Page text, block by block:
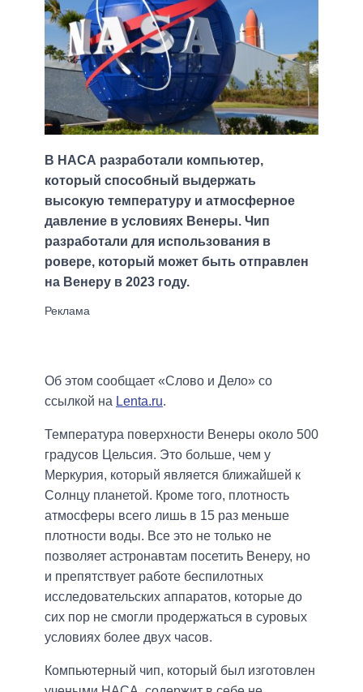
В НАСА разработали компьютер,
который способный выдержать
высокую температуру и атмосферное
давление в условиях Венеры. Чип
разработали для использования в
ровере, который может быть отправлен
на Венеру в 2023 году.
Об этом сообщает «Слово и Дело» со
ссылкой на Lenta.ru.
Температура поверхности Венеры около 500
градусов Цельсия. Это больше, чем у
Меркурия, который является ближайшей к
Солнцу планетой. Кроме того, плотность
атмосферы всего лишь в 15 раз меньше
плотности воды. Все это не только не
позволяет астронавтам посетить Венеру, но
и препятствует работе беспилотных
исследовательских аппаратов, которые до
сих пор не смогли продержаться в суровых
условиях более двух часов.
Компьютерный чип, который был изготовлен